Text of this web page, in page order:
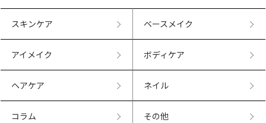
スキンケア ベースメイク
アイメイク ボディケア
ヘアケア ネイル
コラム その他